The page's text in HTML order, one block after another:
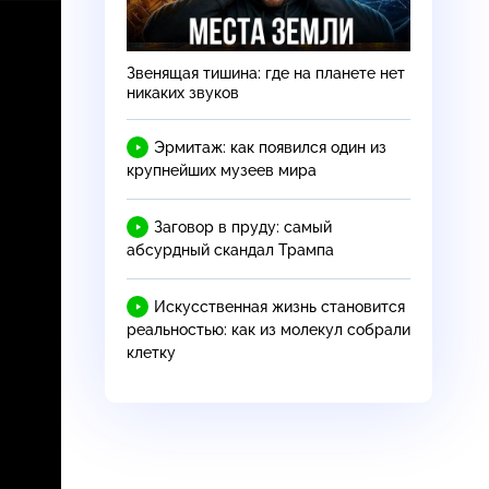
Звенящая тишина: где на планете нет
никаких звуков
Эрмитаж: как появился один из
крупнейших музеев мира
Заговор в пруду: самый
абсурдный скандал Трампа
Искусственная жизнь становится
реальностью: как из молекул собрали
клетку